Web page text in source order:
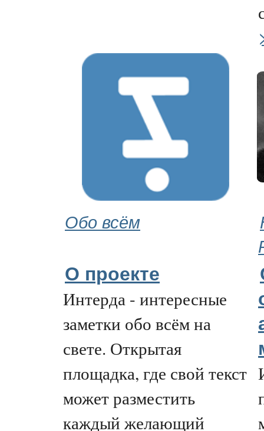
Обо всём
О проекте
Интерда - интересные
заметки обо всём на
свете. Открытая
площадка, где свой текст
может разместить
каждый желающий